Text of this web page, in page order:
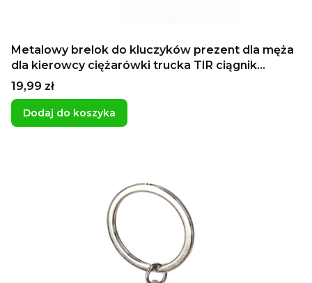
Metalowy brelok do kluczyków prezent dla męża
dla kierowcy ciężarówki trucka TIR ciągnik
siodłowy z naczepą
Cena
19,99 zł
Dodaj do koszyka